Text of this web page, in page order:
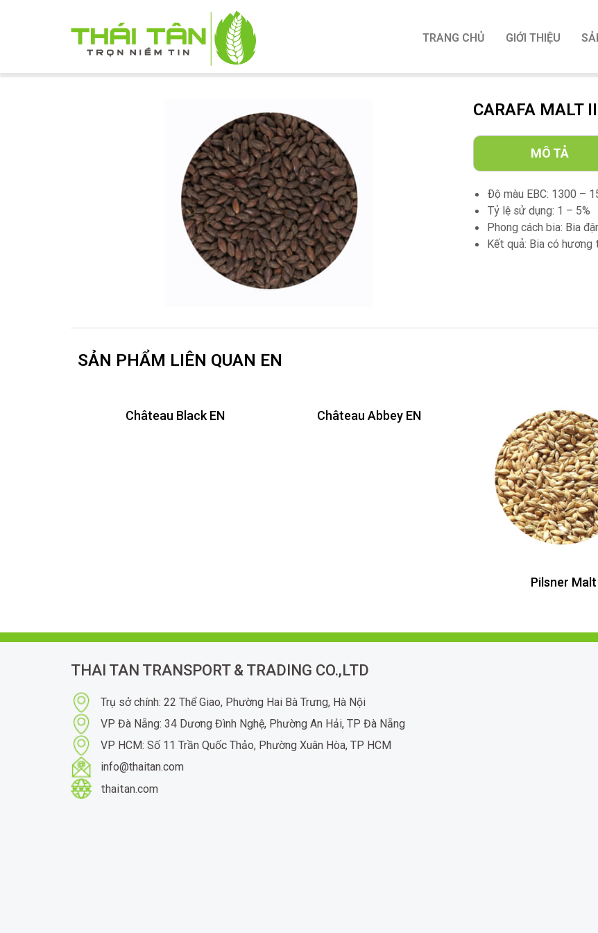
TRANG CHỦ GIỚI THIỆU
CARAFA MALT
MÔ TẢ
Độ màu EBC: 1300 –
Tỷ lệ sử dụng: 1 – 5%
Phong cách bia: Bia
Kết quả: Bia có hương
SẢN PHẨM LIÊN QUAN EN
Château Black EN Château Abbey EN
Pilsner Malt
THAI TAN TRANSPORT & TRADING CO.,LTD
Trụ sở chính: 22 Thể Giao, Phường Hai Bà Trưng, Hà Nội
VP Đà Nẵng: 34 Dương Đình Nghệ, Phường An Hải, TP Đà Nẵng
VP HCM: Số 11 Trần Quốc Thảo, Phường Xuân Hòa, TP HCM
info@thaitan.com
thaitan.com